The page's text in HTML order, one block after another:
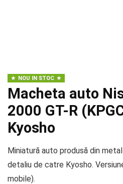
NOU IN STOC
Macheta auto
2000 GT-R
Kyosho
Miniatură auto produsă din
detaliu de catre Kyosho.
mobile).